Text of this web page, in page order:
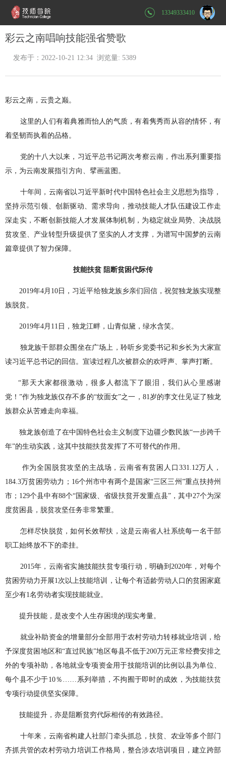
13349333410
彩云之南唱响技能强省赞歌
发布于：2022-10-21 12:34 浏览量: 5389
彩云之南，云贵之巅。
这里的人们有着典雅而怡人的气质，有着隽秀而从容的情怀，有
着坚韧而执着的品格。
党的十八大以来，习近平总书记两次考察云南，作出系列重要指
示，为云南发展指引方向、擘画蓝图。
十年间，云南省以习近平新时代中国特色社会主义思想为指导，
坚持示范引领、创新驱动、需求导向，推动技能人才队伍建设工作走
深走实，不断创新技能人才发展体制机制，为稳定就业局势、决战脱
贫攻坚、产业转型升级提供了坚实的人才支撑，为谱写中国梦的云南
篇章提供了智力保障。
技能扶贫 阻断贫困代际传
2019年4月10日，习近平给独龙族乡亲们回信，祝贺独龙族实现整
族脱贫。
2019年4月11日，独龙江畔，山青似黛，绿水含笑。
独龙族干部群众围坐在广场上，聆听乡党委书记和乡长为大家宣
读习近平总书记的回信。宣读过程几次被群众的欢呼声、掌声打断。
“那天大家都很激动，很多人都流下了眼泪，我们从心里感谢
党！”作为独龙族仅存不多的“纹面女”之一，81岁的李文仕见证了独龙
族群众从苦难走向幸福。
独龙族创造了在中国特色社会主义制度下边疆少数民族“一步跨千
年”的生动实践，这其中技能扶贫发挥了不可替代的作用。
作为全国脱贫攻坚的主战场，云南省有贫困人口331.12万人，
184.3万贫困劳动力；16个州市中有两个是国家“三区三州”重点扶持州
市；129个县中有88个“国家级、省级扶贫开发重点县”，其中27个为深
度贫困县，脱贫攻坚任务非常繁重。
怎样尽快脱贫，如何长效帮扶，这是云南省人社系统每一名干部
职工始终放不下的牵挂。
2015年，云南省实施技能扶贫专项行动，明确到2020年，对每个
贫困劳动力开展1次以上技能培训，让每个有适龄劳动人口的贫困家庭
至少有1名劳动者实现技能就业。
提升技能，是改变个人生存困境的现实考量。
就业补助资金的增量部分全部用于农村劳动力转移就业培训，给
予深度贫困地区和“直过民族”地区每县不低于200万元正常经费安排之
外的专项补助，各地就业专项资金用于技能培训的比例以县为单位、
每个县不少于10％……系列举措，不拘囿于即时的成效，为技能扶贫
专项行动提供坚实保障。
技能提升，亦是阻断贫穷代际相传的有效路径。
十年来，云南省构建人社部门牵头抓总，扶贫、农业等多个部门
齐抓共管的农村劳动力培训工作格局，整合涉农培训项目，建立跨部